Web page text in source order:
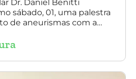
Alegre
Dr. Daniel Benitti
sábado, 01, uma palestra
de aneurismas com a
(ao centro) com os
Vascular do Rio Grande